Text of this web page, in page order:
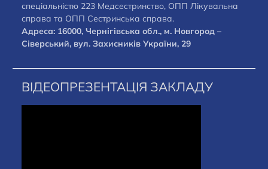
спеціальністю 223 Медсестринство, ОПП Лікувальна
справа та ОПП Сестринська справа.
Адреса: 16000, Чернігівська обл., м. Новгород –
Сіверський, вул. Захисників України, 29
ВІДЕОПРЕЗЕНТАЦІЯ ЗАКЛАДУ